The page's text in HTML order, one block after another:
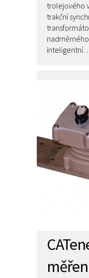
trolejového
trakční